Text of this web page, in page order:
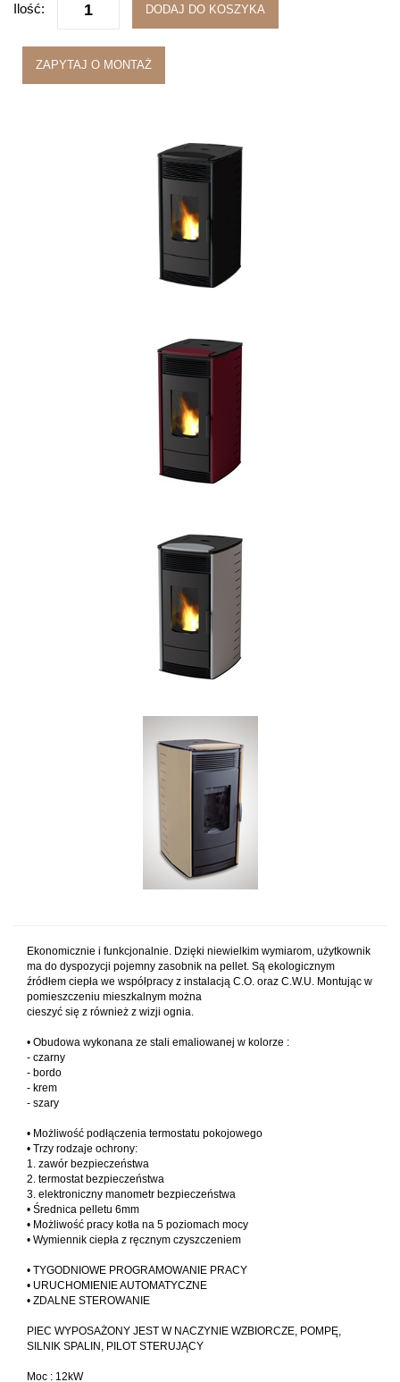
Ilość: DODAJ DO KOSZYKA
ZAPYTAJ O MONTAŻ
Ekonomicznie i funkcjonalnie. Dzięki niewielkim wymiarom, użytkownik
ma do dyspozycji pojemny zasobnik na pellet. Są ekologicznym
źródłem ciepła we współpracy z instalacją C.O. oraz C.W.U. Montując w
pomieszczeniu mieszkalnym można
cieszyć się z również z wizji ognia.
• Obudowa wykonana ze stali emaliowanej w kolorze :
- czarny
- bordo
- krem
- szary
• Możliwość podłączenia termostatu pokojowego
• Trzy rodzaje ochrony:
1. zawór bezpieczeństwa
2. termostat bezpieczeństwa
3. elektroniczny manometr bezpieczeństwa
• Średnica pelletu 6mm
• Możliwość pracy kotła na 5 poziomach mocy
• Wymiennik ciepła z ręcznym czyszczeniem
• TYGODNIOWE PROGRAMOWANIE PRACY
• URUCHOMIENIE AUTOMATYCZNE
• ZDALNE STEROWANIE
PIEC WYPOSAŻONY JEST W NACZYNIE WZBIORCZE, POMPĘ,
SILNIK SPALIN, PILOT STERUJĄCY
Moc : 12kW